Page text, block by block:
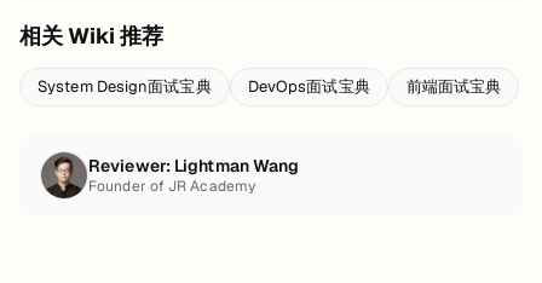
相关 Wiki 推荐
System Design面试宝典 DevOps面试宝典 前端面试宝典
Reviewer: Lightman Wang
Founder of JR Academy